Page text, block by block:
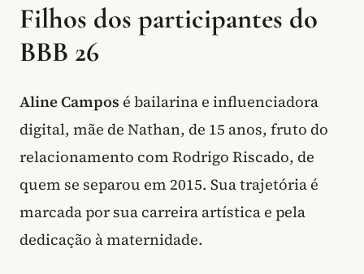
Filhos dos participantes do
BBB 26
Aline Campos é bailarina e influenciadora
digital, mãe de Nathan, de 15 anos, fruto do
relacionamento com Rodrigo Riscado, de
quem se separou em 2015. Sua trajetória é
marcada por sua carreira artística e pela
dedicação à maternidade.